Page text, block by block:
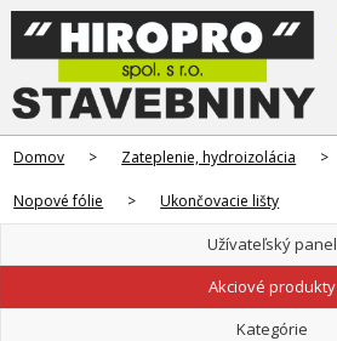
Domov > Zateplenie, hydroizolácia >
Nopové fólie > Ukončovacie lišty
Užívateľský panel
Akciové produkty
Kategórie